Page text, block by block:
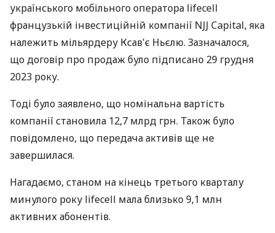
українського мобільного оператора lifecell
французькій інвестиційній компанії NJJ Capital, яка
належить мільярдеру Ксав'є Ньєлю. Зазначалося,
що договір про продаж було підписано 29 грудня
2023 року.
Тоді було заявлено, що номінальна вартість
компанії становила 12,7 млрд грн. Також було
повідомлено, що передача активів ще не
завершилася.
Нагадаємо, станом на кінець третього кварталу
минулого року lifecell мала близько 9,1 млн
активних абонентів.